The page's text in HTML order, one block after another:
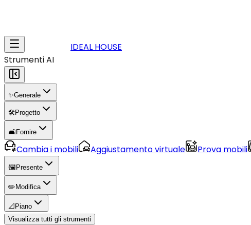
IDEAL HOUSE
Strumenti AI
✨Generale
🛠️Progetto
🛋️Fornire
Cambia i mobili Aggiustamento virtuale Prova mobili
🖼️ Presente
✏️ Modifica
📐 Piano
Visualizza tutti gli strumenti